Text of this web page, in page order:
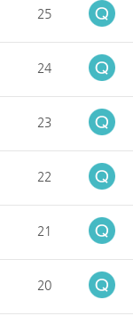
25
24
23
22
21
20